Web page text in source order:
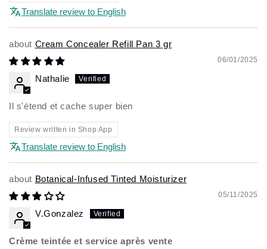
Translate review to English
Cream Concealer Refill Pan 3 gr
06/01/2025
Nathalie
Il s'étend et cache super bien
Review written in Shop App
Translate review to English
Botanical-Infused Tinted Moisturizer
05/11/2025
V.Gonzalez
Crème teintée et service après vente